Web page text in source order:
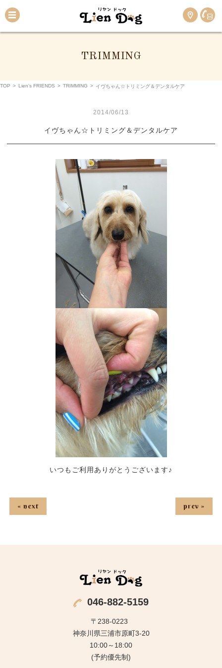
TRIMMING
TOP > Lien’s FRIENDS > TRIMMING > イヴちゃん☆トリミング＆デンタルケア
2014/06/13
イヴちゃん☆トリミング＆デンタルケア
いつもご利用ありがとうございます♪
« next prev »
046-882-5159
〒238-0223
神奈川県三浦市原町3-20
10:00～18:00
(予約優先制)